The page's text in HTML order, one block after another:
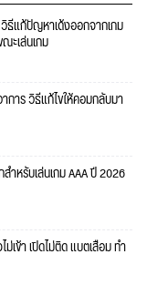
ธีแก้ปัญหาเด้งออกจากเกม
ะเล่นเกม
าร วิธีแก้ไขให้คอมกลับมา
ำหรับเล่นเกม AAA ปี 2026
ข้า เปิดไม่ติด แบตเสื่อม ทำ